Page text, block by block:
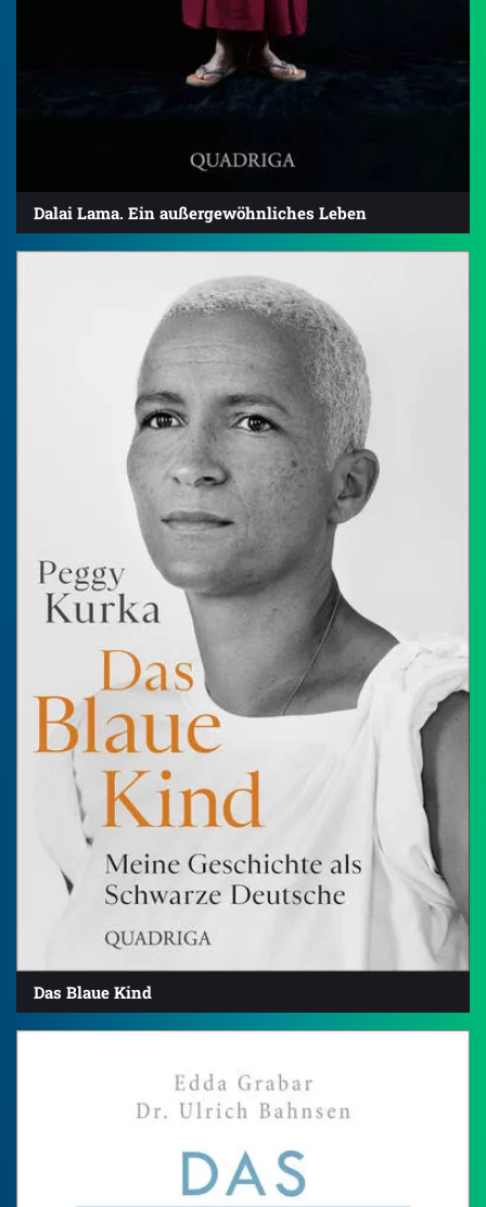
Dalai Lama. Ein außergewöhnliches Leben
Das Blaue Kind